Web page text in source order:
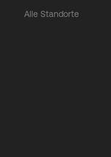
Alle Standorte